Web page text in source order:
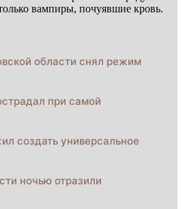
вампиры, почуявшие кровь.
области снял режим
при самой
создать универсальное
ночью отразили